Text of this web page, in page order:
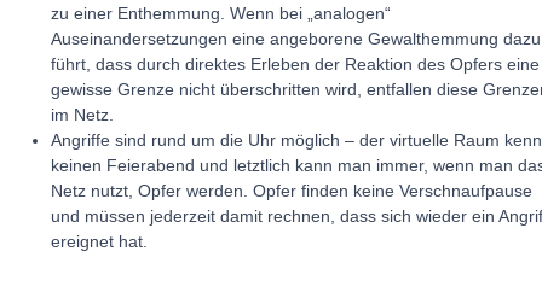
zu einer Enthemmung. Wenn bei „analogen“
Auseinandersetzungen eine angeborene Gewalthemmung dazu
führt, dass durch direktes Erleben der Reaktion des Opfers eine
gewisse Grenze nicht überschritten wird, entfallen diese
im Netz.
Angriffe sind rund um die Uhr möglich – der virtuelle Raum
keinen Feierabend und letztlich kann man immer, wenn man
Netz nutzt, Opfer werden. Opfer finden keine Verschnaufpause
und müssen jederzeit damit rechnen, dass sich wieder ein
ereignet hat.